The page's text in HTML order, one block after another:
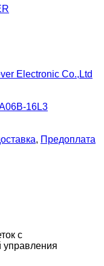
Electronic Co.,Ltd
16L3
, Предоплата
с
управления